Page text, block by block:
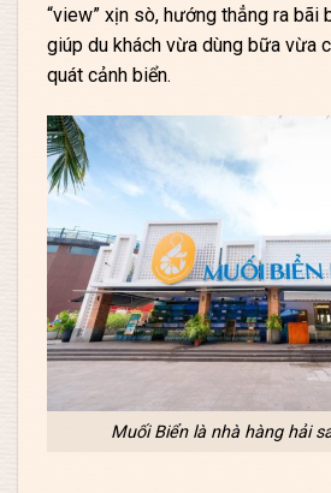
“view” xịn sò, hướng thẳng ra bãi
giúp du khách vừa dùng bữa vừa
quát cảnh biển.
Muối Biển là nhà hàng hải